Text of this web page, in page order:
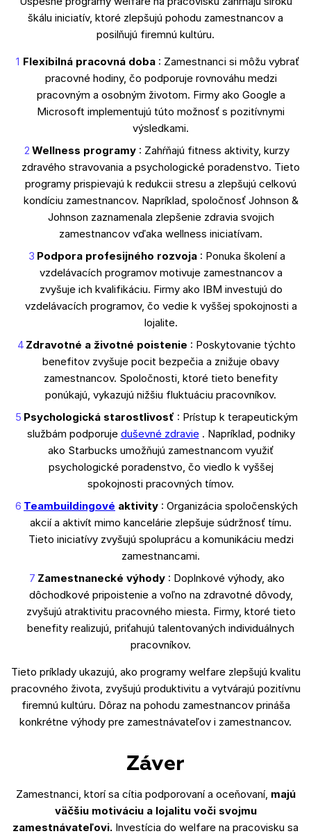
škálu iniciatív, ktoré zlepšujú pohodu zamestnancov a
posilňujú firemnú kultúru.
Flexibilná pracovná doba: Zamestnanci si môžu vybrať
pracovné hodiny, čo podporuje rovnováhu medzi
pracovným a osobným životom. Firmy ako Google a
Microsoft implementujú túto možnosť s pozitívnymi
výsledkami.
Wellness programy : Zahŕňajú fitness aktivity, kurzy
zdravého stravovania a psychologické poradenstvo. Tieto
programy prispievajú k redukcii stresu a zlepšujú celkovú
kondíciu zamestnancov. Napríklad, spoločnosť Johnson &
Johnson zaznamenala zlepšenie zdravia svojich
zamestnancov vďaka wellness iniciatívam.
Podpora profesijného rozvoja: Ponuka školení a
vzdelávacích programov motivuje zamestnancov a
zvyšuje ich kvalifikáciu. Firmy ako IBM investujú do
vzdelávacích programov, čo vedie k vyššej spokojnosti a
lojalite.
Zdravotné a životné poistenie : Poskytovanie týchto
benefitov zvyšuje pocit bezpečia a znižuje obavy
zamestnancov. Spoločnosti, ktoré tieto benefity
ponúkajú, vykazujú nižšiu fluktuáciu pracovníkov.
Psychologická starostlivosť : Prístup k terapeutickým
službám podporuje duševné zdravie. Napríklad, podniky
ako Starbucks umožňujú zamestnancom využiť
psychologické poradenstvo, čo viedlo k vyššej
spokojnosti pracovných tímov.
Teambuildingové aktivity : Organizácia spoločenských
akcií a aktivít mimo kancelárie zlepšuje súdržnosť tímu.
Tieto iniciatívy zvyšujú spoluprácu a komunikáciu medzi
zamestnancami.
Zamestnanecké výhody: Doplnkové výhody, ako
dôchodkové pripoistenie a voľno na zdravotné dôvody,
zvyšujú atraktivitu pracovného miesta. Firmy, ktoré tieto
benefity realizujú, priťahujú talentovaných individuálnych
pracovníkov.
Tieto príklady ukazujú, ako programy welfare zlepšujú kvalitu
pracovného života, zvyšujú produktivitu a vytvárajú pozitívnu
firemnú kultúru. Dôraz na pohodu zamestnancov prináša
konkrétne výhody pre zamestnávateľov i zamestnancov.
Záver
Zamestnanci, ktorí sa cítia podporovaní a oceňovaní, majú
väčšiu motiváciu a lojalitu voči svojmu
zamestnávateľovi. Investícia do welfare na pracovisku sa